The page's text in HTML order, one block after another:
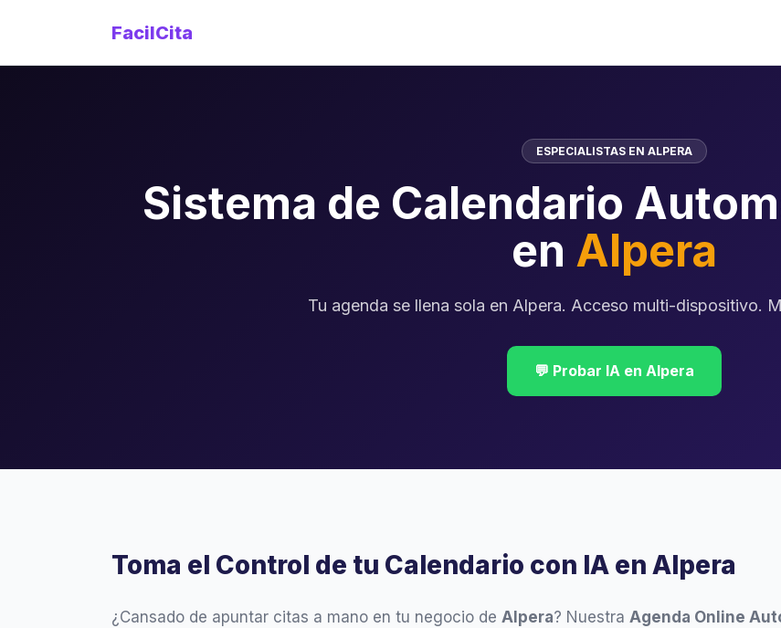
FacilCita
ESPECIALISTAS EN ALPERA
Sistema de Calendario
en Alpera
Tu agenda se llena sola en Alpera. Acceso multi-dispositivo.
💬 Probar IA en Alpera
Toma el Control de tu Calendario con IA en Alpera
¿Cansado de apuntar citas a mano en tu negocio de Alpera? Nuestra Agenda Online